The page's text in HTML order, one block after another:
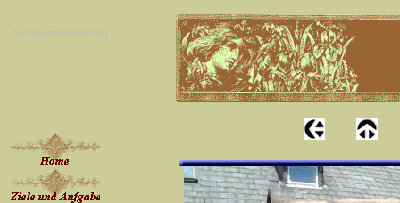
Suchmaschineneintrag